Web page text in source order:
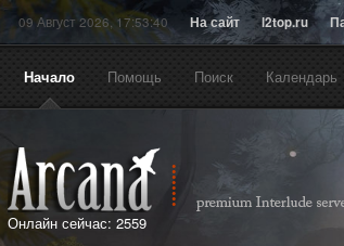
09 Август 2026, 17:53:40 На сайт l2top.ru
Начало Помощь Поиск Календарь
Онлайн сейчас: 2559